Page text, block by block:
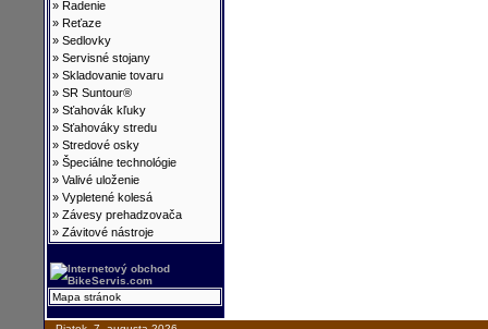
» Radenie
» Reťaze
» Sedlovky
» Servisné stojany
» Skladovanie tovaru
» SR Suntour®
» Sťahovák kľuky
» Sťahováky stredu
» Stredové osky
» Špeciálne technológie
» Valivé uloženie
» Vypletené kolesá
» Závesy prehadzovača
» Závitové nástroje
Mapa stránok